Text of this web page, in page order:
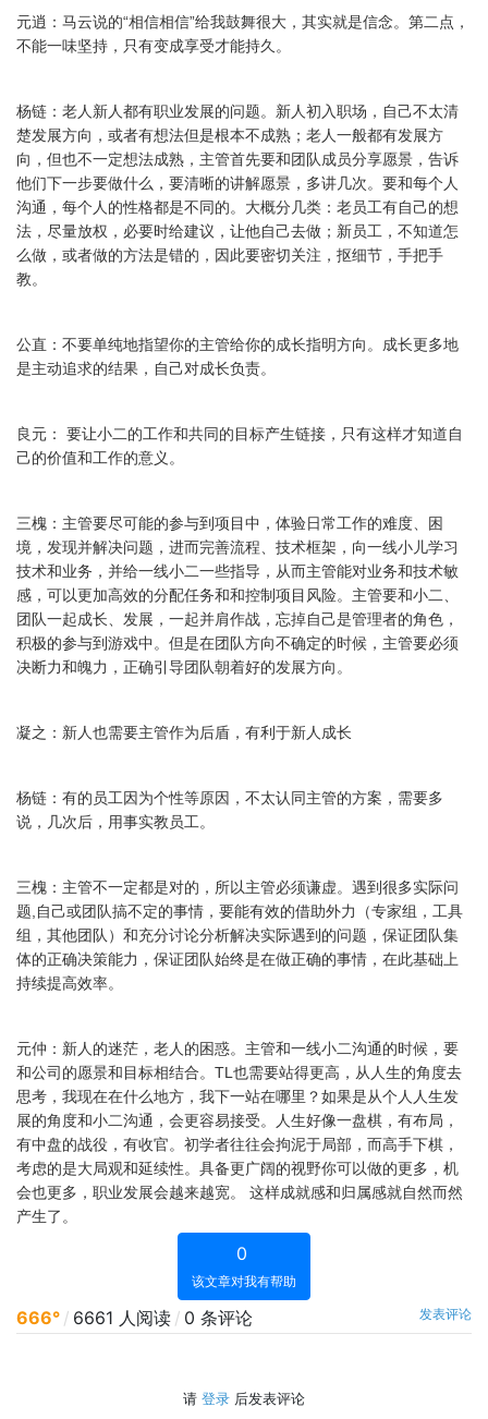
元逍：马云说的“相信相信”给我鼓舞很大，其实就是信念。第二点，
不能一味坚持，只有变成享受才能持久。
杨链：老人新人都有职业发展的问题。新人初入职场，自己不太清
楚发展方向，或者有想法但是根本不成熟；老人一般都有发展方
向，但也不一定想法成熟，主管首先要和团队成员分享愿景，告诉
他们下一步要做什么，要清晰的讲解愿景，多讲几次。要和每个人
沟通，每个人的性格都是不同的。大概分几类：老员工有自己的想
法，尽量放权，必要时给建议，让他自己去做；新员工，不知道怎
么做，或者做的方法是错的，因此要密切关注，抠细节，手把手
教。
公直：不要单纯地指望你的主管给你的成长指明方向。成长更多地
是主动追求的结果，自己对成长负责。
良元： 要让小二的工作和共同的目标产生链接，只有这样才知道自
己的价值和工作的意义。
三槐：主管要尽可能的参与到项目中，体验日常工作的难度、困
境，发现并解决问题，进而完善流程、技术框架，向一线小儿学习
技术和业务，并给一线小二一些指导，从而主管能对业务和技术敏
感，可以更加高效的分配任务和和控制项目风险。主管要和小二、
团队一起成长、发展，一起并肩作战，忘掉自己是管理者的角色，
积极的参与到游戏中。但是在团队方向不确定的时候，主管要必须
决断力和魄力，正确引导团队朝着好的发展方向。
凝之：新人也需要主管作为后盾，有利于新人成长
杨链：有的员工因为个性等原因，不太认同主管的方案，需要多
说，几次后，用事实教员工。
三槐：主管不一定都是对的，所以主管必须谦虚。遇到很多实际问
题,自己或团队搞不定的事情，要能有效的借助外力（专家组，工具
组，其他团队）和充分讨论分析解决实际遇到的问题，保证团队集
体的正确决策能力，保证团队始终是在做正确的事情，在此基础上
持续提高效率。
元仲：新人的迷茫，老人的困惑。主管和一线小二沟通的时候，要
和公司的愿景和目标相结合。TL也需要站得更高，从人生的角度去
思考，我现在在什么地方，我下一站在哪里？如果是从个人人生发
展的角度和小二沟通，会更容易接受。人生好像一盘棋，有布局，
有中盘的战役，有收官。初学者往往会拘泥于局部，而高手下棋，
考虑的是大局观和延续性。具备更广阔的视野你可以做的更多，机
会也更多，职业发展会越来越宽。 这样成就感和归属感就自然而然
产生了。
0
该文章对我有帮助
666° / 6661 人阅读 / 0 条评论 发表评论
请 登录 后发表评论